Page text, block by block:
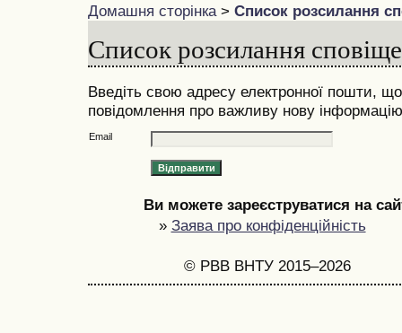
Домашня сторінка> Список розсилання
Список розсилання
Введіть свою адресу електронної пошти,
повідомлення про важливу нову
Email
Ви можете зареєструватися на
» Заява про конфіденційність
© РВВ ВНТУ 2015–2026